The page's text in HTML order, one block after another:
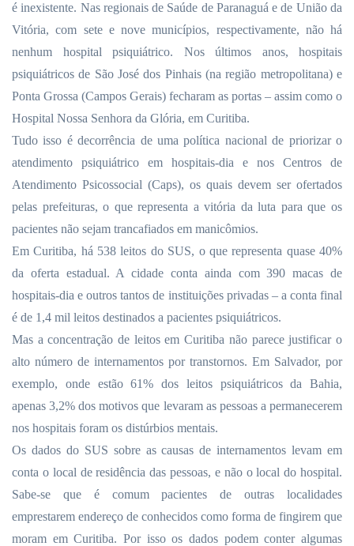
é inexistente. Nas regionais de Saúde de Paranaguá e de União da
Vitória, com sete e nove municípios, respectivamente, não há
nenhum hospital psiquiátrico. Nos últimos anos, hospitais
psiquiátricos de São José dos Pinhais (na região metropolitana) e
Ponta Grossa (Campos Gerais) fecharam as portas – assim como o
Hospital Nossa Senhora da Glória, em Curitiba.
Tudo isso é decorrência de uma política nacional de priorizar o
atendimento psiquiátrico em hospitais-dia e nos Centros de
Atendimento Psicossocial (Caps), os quais devem ser ofertados
pelas prefeituras, o que representa a vitória da luta para que os
pacientes não sejam trancafiados em manicômios.
Em Curitiba, há 538 leitos do SUS, o que representa quase 40%
da oferta estadual. A cidade conta ainda com 390 macas de
hospitais-dia e outros tantos de instituições privadas – a conta final
é de 1,4 mil leitos destinados a pacientes psiquiátricos.
Mas a concentração de leitos em Curitiba não parece justificar o
alto número de internamentos por transtornos. Em Salvador, por
exemplo, onde estão 61% dos leitos psiquiátricos da Bahia,
apenas 3,2% dos motivos que levaram as pessoas a permanecerem
nos hospitais foram os distúrbios mentais.
Os dados do SUS sobre as causas de internamentos levam em
conta o local de residência das pessoas, e não o local do hospital.
Sabe-se que é comum pacientes de outras localidades
emprestarem endereço de conhecidos como forma de fingirem que
moram em Curitiba. Porisso os dados podem conter algumas